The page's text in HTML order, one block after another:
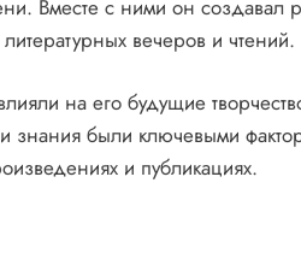
Вместе с ними он создавал
вечеров и чтений.
на его будущие
знания были ключевыми
и публикациях.